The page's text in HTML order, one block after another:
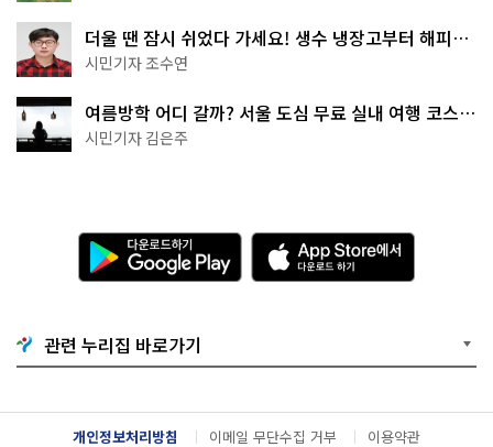
더울 땐 잠시 쉬었다 가세요! 생수 냉장고부터 해피소
·무더위쉼터까지
시민기자 조수연
여름방학 어디 갈까? 서울 도심 무료 실내 여행 코스
추천
시민기자 김은주
다
운
로
기
G
o
g
l
A
p
p
e
서
다
관련 누리집 바로가기
개인정보처리방침 이메일 무단수집 거부 이용약관